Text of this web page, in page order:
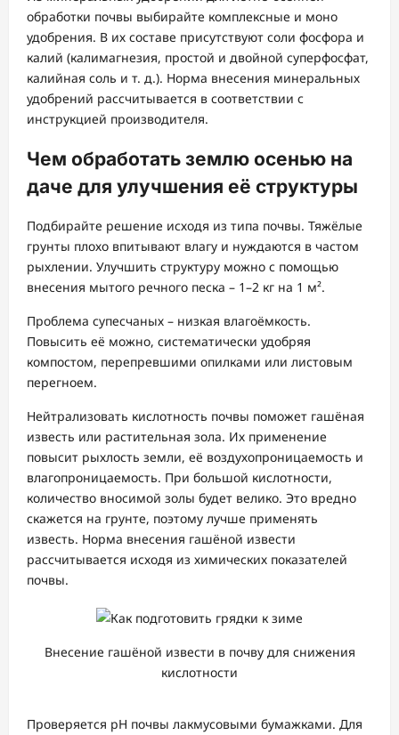
обработки почвы выбирайте комплексные и моно
удобрения. В их составе присутствуют соли фосфора и
калий (калимагнезия, простой и двойной суперфосфат,
калийная соль и т. д.). Норма внесения минеральных
удобрений рассчитывается в соответствии с
инструкцией производителя.
Чем обработать землю осенью на
даче для улучшения её структуры
Подбирайте решение исходя из типа почвы. Тяжёлые
грунты плохо впитывают влагу и нуждаются в частом
рыхлении. Улучшить структуру можно с помощью
внесения мытого речного песка – 1–2 кг на 1 м².
Проблема супесчаных – низкая влагоёмкость.
Повысить её можно, систематически удобряя
компостом, перепревшими опилками или листовым
перегноем.
Нейтрализовать кислотность почвы поможет гашёная
известь или растительная зола. Их применение
повысит рыхлость земли, её воздухопроницаемость и
влагопроницаемость. При большой кислотности,
количество вносимой золы будет велико. Это вредно
скажется на грунте, поэтому лучше применять
известь. Норма внесения гашёной извести
рассчитывается исходя из химических показателей
почвы.
Внесение гашёной извести в почву для снижения
кислотности
Проверяется pH почвы лакмусовыми бумажками. Для